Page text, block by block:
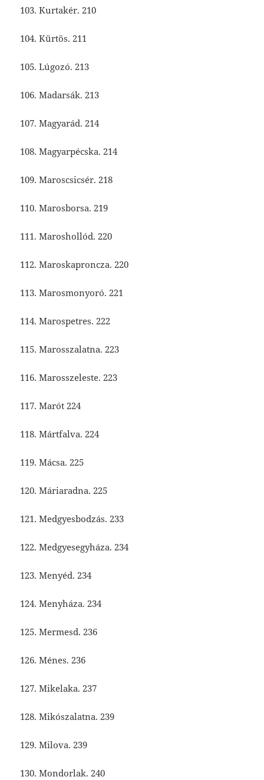
103. Kurtakér. 210
104. Kürtös. 211
105. Lúgozó. 213
106. Madarsák. 213
107. Magyarád. 214
108. Magyarpécska. 214
109. Maroscsicsér. 218
110. Marosborsa. 219
111. Maroshollód. 220
112. Maroskaproncza. 220
113. Marosmonyoró. 221
114. Marospetres. 222
115. Marosszalatna. 223
116. Marosszeleste. 223
117. Marót 224
118. Mártfalva. 224
119. Mácsa. 225
120. Máriaradna. 225
121. Medgyesbodzás. 233
122. Medgyesegyháza. 234
123. Menyéd. 234
124. Menyháza. 234
125. Mermesd. 236
126. Ménes. 236
127. Mikelaka. 237
128. Mikószalatna. 239
129. Milova. 239
130. Mondorlak. 240